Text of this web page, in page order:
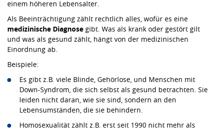
einem höheren Lebensalter.
Als Beeinträchtigung zählt rechtlich alles, wofür es eine
medizinische Diagnose gibt. Was als krank oder gestört gilt
und was als gesund zählt, hängt von der medizinischen
Einordnung ab.
Beispiele:
Es gibt z.B. viele Blinde, Gehörlose, und Menschen mit
Down-Syndrom, die sich selbst als gesund betrachten. Sie
leiden nicht daran, wie sie sind, sondern an den
Lebensumständen, die sie behindern.
Homosexualität zählt z.B. erst seit 1990 nicht mehr als